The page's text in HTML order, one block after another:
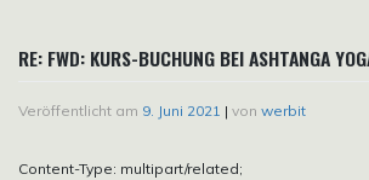
RE: FWD: KURS-BUCHUNG BEI ASHTANGA
Veröffentlicht am 9. Juni 2021 | von werbit
Content-Type: multipart/related;